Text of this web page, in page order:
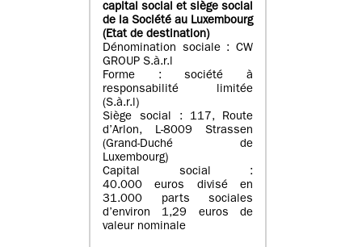
capital social et siège social
de la Société au Luxembourg
(Etat de destination)
Dénomination sociale : CW
GROUP S.à.r.l
Forme : société à
responsabilité limitée
(S.à.r.l)
Siège social : 117, Route
d’Arlon, L-8009 Strassen
(Grand-Duché de
Luxembourg)
Capital social :
40.000 euros divisé en
31.000 parts sociales
d’environ 1,29 euros de
valeur nominale